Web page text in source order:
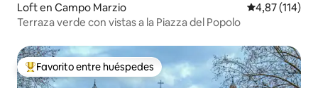
Loft en Campo Marzio Calificación
4,87 (114)
Terraza verde con vistas a la Piazza del Popolo
Favorito entre los huéspedes más destacados
Favorito entre huéspedes